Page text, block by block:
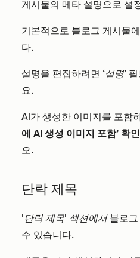
게시물의 메타 설명으로 설
기본적으로 블로그 게시물
다.
설명을 편집하려면 ‘설명’ 필
요.
AI가 생성한 이미지를 포함
에 AI 생성 이미지 포함’ 확
오.
단락 제목
'단락 제목' 섹션에서 블로
수 있습니다.